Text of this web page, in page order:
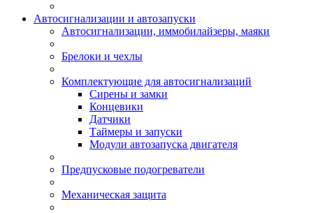
Автосигнализации и автозапуски
Автосигнализации, иммобилайзеры, маяки
Брелоки и чехлы
Комплектующие для автосигнализаций
Сирены и замки
Концевики
Датчики
Таймеры и запуски
Модули автозапуска двигателя
Предпусковые подогреватели
Механическая защита